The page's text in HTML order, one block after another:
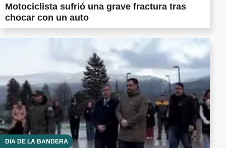
Motociclista sufrió una grave fractura tras
chocar con un auto
DÍA DE LA BANDERA